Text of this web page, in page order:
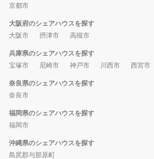
京都市
大阪府のシェアハウスを探す
大阪市
摂津市 高槻市
兵庫県のシェアハウスを探す
宝塚市
尼崎市 神戸市 川西市 西宮市
奈良県のシェアハウスを探す
奈良市
福岡県のシェアハウスを探す
福岡市
沖縄県のシェアハウスを探す
島尻郡与那原町